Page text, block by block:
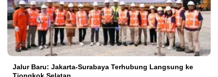
Jalur Baru: Jakarta-Surabaya Terhubung Langsung ke